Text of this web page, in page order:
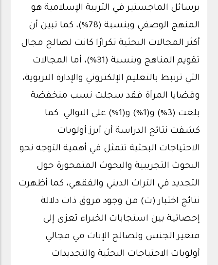
برسائل الماجستير في التربية الإسلامية هو
المنهج الوصفي وبنسبة (78%)، كما تبين أن
أكثر المجالات البحثية تكرارًا كانت لصالح مجال
تقويم المناهج وبنسبة (31%)، أما المجالات
التي ترتبط بالتعليم الإلكتروني والإدارة التربوية،
وقضايا المرأة فقد سجلت نسب منخفضة
بلغت (3%) و(1%) و(1%) على التوالي. كما
كشفت نتائج الدراسة أن أبرز أولويات
الاحتياجات البحثية تتمثل في أهمية التوجه نحو
البحوث التجريبية والبحوث المتمحورة حول
التجديد في التراث الديني والفقهي، كما أظهرت
نتائج اختبار (ت) من وجود فروق ذات دلالة
إحصائية بين استجابات الخبراء تعزى إلى
متغير الجنس ولصالح الإناث في مجالي
أولويات الاحتياجات البحثية والتجديدات